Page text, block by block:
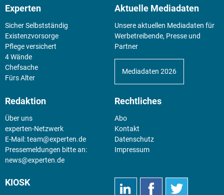
Experten
Sicher Selbstständig
Existenz­vorsorge
Pflege versichert
4 Wände
Chefsache
Fürs Alter
Aktuelle Mediadaten
Unsere aktuellen Mediadaten für
Werbetreibende, Presse und
Partner
Mediadaten 2026
Redaktion
Über uns
experten-Netzwerk
E-Mail:team@experten.de
Pressemeldungen bitte an:
news@experten.de
Rechtliches
Abo
Kontakt
Datenschutz
Impressum
KIOSK